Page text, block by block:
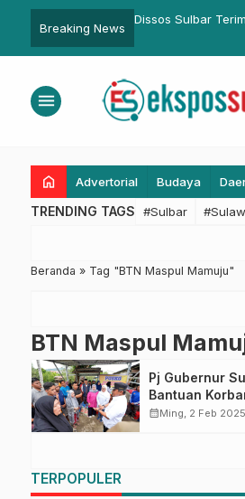
Breaking News
Penegakan Hukum
Berlalu Lintas
Dissos Sulbar
Mamuju untuk
menu
home Advertorial Budaya
TRENDING TAGS #Sulbar
Beranda » Tag "BTN Maspul Mamuju"
BTN Maspul
Pj Gubernur
Bantuan
BTN Maspul
calendar_monthMing, 2 Feb 2025
TERPOPULER